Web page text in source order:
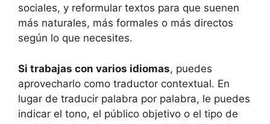
sociales, y reformular textos para que suenen
más naturales, más formales o más directos
según lo que necesites.
Si trabajas con varios idiomas, puedes
aprovecharlo como traductor contextual. En
lugar de traducir palabra por palabra, le puedes
indicar el tono, el público objetivo o el tipo de